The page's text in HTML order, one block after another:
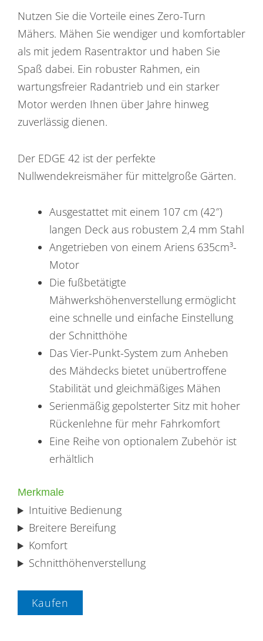
Nutzen Sie die Vorteile eines Zero-Turn
Mähers. Mähen Sie wendiger und komfortabler
als mit jedem Rasentraktor und haben Sie
Spaß dabei. Ein robuster Rahmen, ein
wartungsfreier Radantrieb und ein starker
Motor werden Ihnen über Jahre hinweg
zuverlässig dienen.
Der EDGE 42 ist der perfekte
Nullwendekreismäher für mittelgroße Gärten.
Ausgestattet mit einem 107 cm (42″)
langen Deck aus robustem 2,4 mm Stahl
Angetrieben von einem Ariens 635cm³-
Motor
Die fußbetätigte
Mähwerkshöhenverstellung ermöglicht
eine schnelle und einfache Einstellung
der Schnitthöhe
Das Vier-Punkt-System zum Anheben
des Mähdecks bietet unübertroffene
Stabilität und gleichmäßiges Mähen
Serienmäßig gepolsterter Sitz mit hoher
Rückenlehne für mehr Fahrkomfort
Eine Reihe von optionalem Zubehör ist
erhältlich
Merkmale
Intuitive Bedienung
Breitere Bereifung
Komfort
Schnitthöhenverstellung
Kaufen